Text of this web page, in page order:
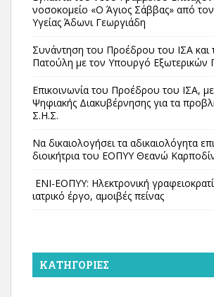
νοσοκομείο «Ο Άγιος Σάββας» από
Υγείας Άδωνι Γεωργιάδη
Συνάντηση του Προέδρου του ΙΣΑ και
Πατούλη με τον Υπουργό Εξωτερικών
Επικοινωνία του Προέδρου του ΙΣΑ,
Ψηφιακής Διακυβέρνησης για τα
Σ.Η.Σ.
Να δικαιολογήσει τα αδικαιολόγητα
διοικήτρια του ΕΟΠΥΥ Θεανώ
ΕΝΙ-ΕΟΠΥΥ: Ηλεκτρονική
ιατρικό έργο, αμοιβές πείνας
KΑΤΗΓΟΡΊΕΣ